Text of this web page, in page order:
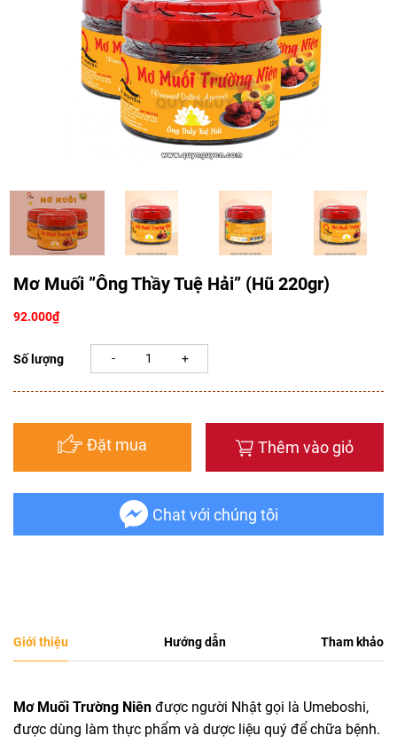
Mơ Muối ”Ông Thầy Tuệ Hải” (Hũ 220gr)
92.000₫
Số lượng
Đặt mua Thêm vào giỏ
Chat với chúng tôi
Giới thiệu Hướng dẫn Tham khảo
Mơ Muối Trường Niên được người Nhật gọi là Umeboshi,
được dùng làm thực phẩm và dược liệu quý để chữa bệnh.